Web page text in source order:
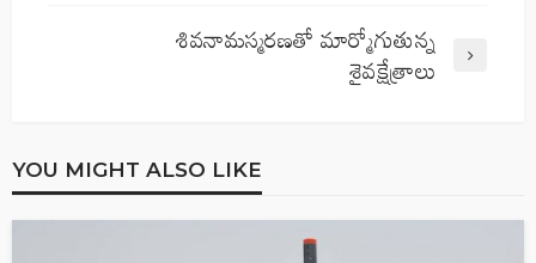
శివనామస్మరణతో మార్మోగుతున్న
శైవక్షేత్రాలు
YOU MIGHT ALSO LIKE